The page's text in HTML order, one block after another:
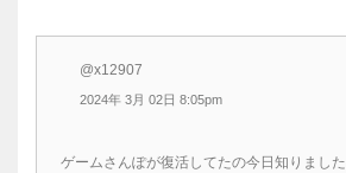
@x12907
2024年 3月 02日 8:05pm
ゲームさんぽが復活してたの今日知りました